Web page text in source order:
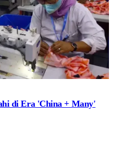
di Era 'China + Many'